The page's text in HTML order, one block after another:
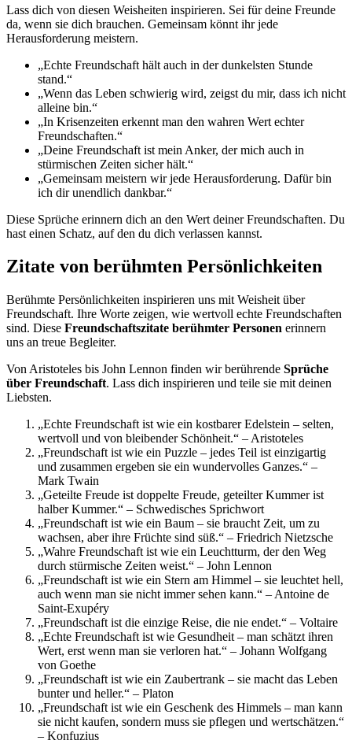
Lass dich von diesen Weisheiten inspirieren. Sei für deine Freunde
da, wenn sie dich brauchen. Gemeinsam könnt ihr jede
Herausforderung meistern.
„Echte Freundschaft hält auch in der dunkelsten Stunde
stand.“
„Wenn das Leben schwierig wird, zeigst du mir, dass ich nicht
alleine bin.“
„In Krisenzeiten erkennt man den wahren Wert echter
Freundschaften.“
„Deine Freundschaft ist mein Anker, der mich auch in
stürmischen Zeiten sicher hält.“
„Gemeinsam meistern wir jede Herausforderung. Dafür bin
ich dir unendlich dankbar.“
Diese Sprüche erinnern dich an den Wert deiner Freundschaften. Du
hast einen Schatz, auf den du dich verlassen kannst.
Zitate von berühmten Persönlichkeiten
Berühmte Persönlichkeiten inspirieren uns mit Weisheit über
Freundschaft. Ihre Worte zeigen, wie wertvoll echte Freundschaften
sind. Diese Freundschaftszitate berühmter Personen erinnern
uns an treue Begleiter.
Von Aristoteles bis John Lennon finden wir berührende Sprüche
über Freundschaft. Lass dich inspirieren und teile sie mit deinen
Liebsten.
„Echte Freundschaft ist wie ein kostbarer Edelstein – selten,
wertvoll und von bleibender Schönheit.“ – Aristoteles
„Freundschaft ist wie ein Puzzle – jedes Teil ist einzigartig
und zusammen ergeben sie ein wundervolles Ganzes.“ –
Mark Twain
„Geteilte Freude ist doppelte Freude, geteilter Kummer ist
halber Kummer.“ – Schwedisches Sprichwort
„Freundschaft ist wie ein Baum – sie braucht Zeit, um zu
wachsen, aber ihre Früchte sind süß.“ – Friedrich Nietzsche
„Wahre Freundschaft ist wie ein Leuchtturm, der den Weg
durch stürmische Zeiten weist.“ – John Lennon
„Freundschaft ist wie ein Stern am Himmel – sie leuchtet hell,
auch wenn man sie nicht immer sehen kann.“ – Antoine de
Saint-Exupéry
„Freundschaft ist die einzige Reise, die nie endet.“ – Voltaire
„Echte Freundschaft ist wie Gesundheit – man schätzt ihren
Wert, erst wenn man sie verloren hat.“ – Johann Wolfgang
von Goethe
„Freundschaft ist wie ein Zaubertrank – sie macht das Leben
bunter und heller.“ – Platon
„Freundschaft ist wie ein Geschenk des Himmels – man kann
sie nicht kaufen, sondern muss sie pflegen und wertschätzen.“
– Konfuzius